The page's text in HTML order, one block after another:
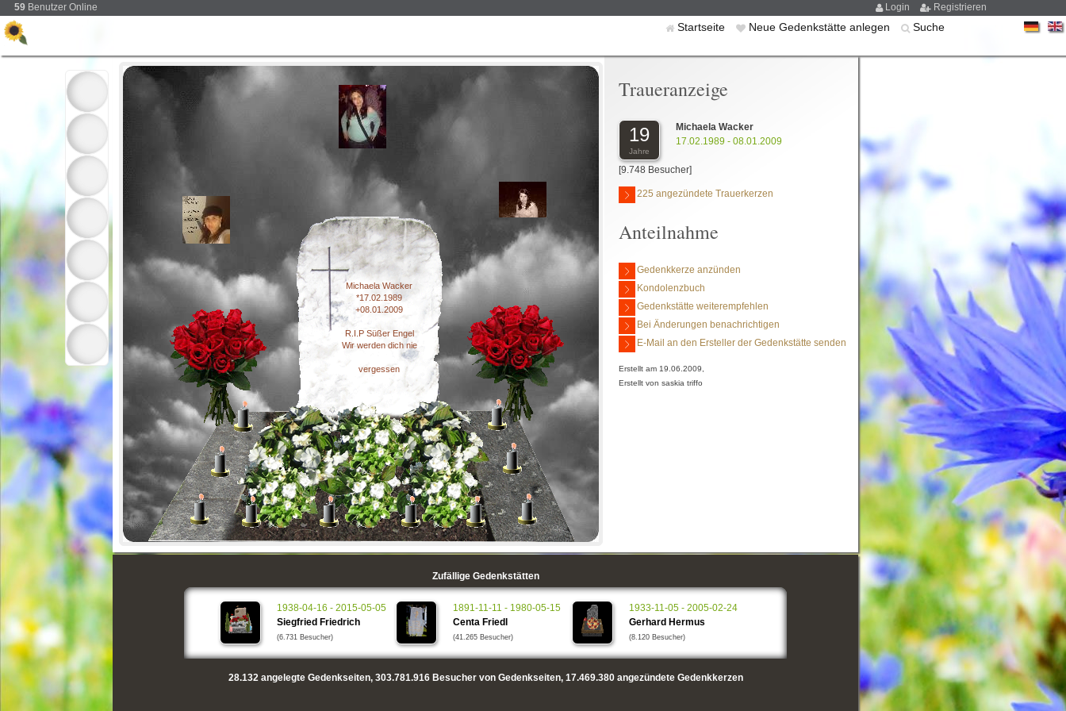
59 Benutzer Online Login Registrieren
Startseite Neue Gedenkstätte anlegen Suche
Michaela Wacker
*17.02.1989
+08.01.2009
R.I.P Süßer Engel
Wir werden dich nie
vergessen
Traueranzeige
19
Jahre
Michaela Wacker
17.02.1989 - 08.01.2009
[9.748 Besucher]
225 angezündete Trauerkerzen
Anteilnahme
Gedenkkerze anzünden
Kondolenzbuch
Gedenkstätte weiterempfehlen
Bei Änderungen benachrichtigen
E-Mail an den Ersteller der Gedenkstätte senden
Erstellt am 19.06.2009,
Erstellt von saskia triffo
Zufällige Gedenkstätten
1938-04-16 - 2015-05-05
Siegfried Friedrich
(6.731 Besucher)
1891-11-11 - 1980-05-15
Centa Friedl
(41.265 Besucher)
1933-11-05 - 2005-02-24
Gerhard Hermus
(8.120 Besucher)
28.132angelegte Gedenkseiten, 303.781.916Besucher von Gedenkseiten, 17.469.380angezündete Gedenkkerzen